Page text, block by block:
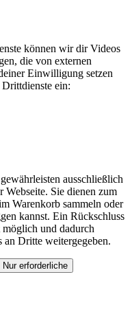
können wir dir Videos
die von externen
Einwilligung setzen
ein:
ausschließlich
Webseite. Sie dienen zum
Warenkorb sammeln oder
kannst. Ein Rückschluss
und dadurch
an Dritte weitergegeben.
Nur erforderliche